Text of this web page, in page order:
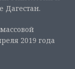
Дагестан.
2019 года